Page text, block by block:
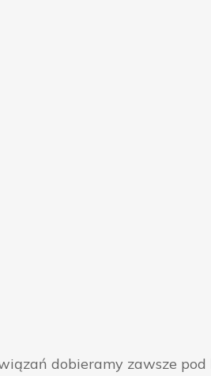
dobieramy zawsze